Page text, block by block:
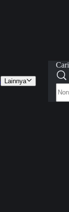
Lainnya
Cari